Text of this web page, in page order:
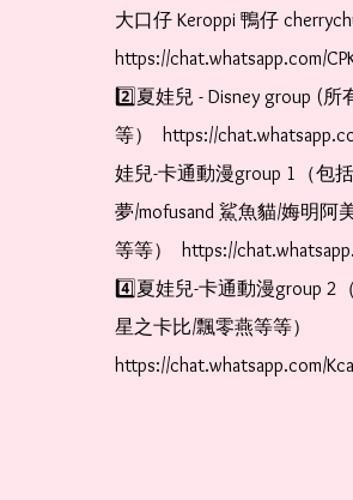
大口仔 Keroppi 鴨仔
https://chat.whatsapp.com/
2️⃣夏娃兒 - Disney group (所
等）  https://
娃兒-卡通動漫group 1（包
夢/mofusand 鯊魚貓/娒明阿
等等）  https://
4️⃣夏娃兒-卡通動漫group 2
星之卡比/飄零燕等等）
https://chat.whatsapp.com/